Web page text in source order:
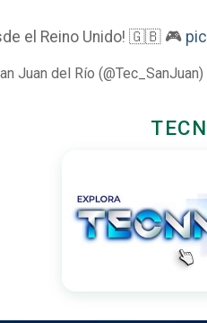
el Reino Unido! 🇬🇧 🎮
Juan del Río (@Tec_SanJuan)